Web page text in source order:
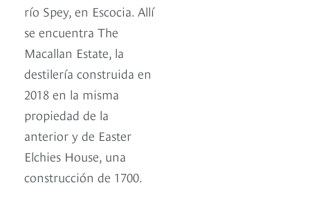
río Spey, en Escocia. Allí
se encuentra The
Macallan Estate, la
destilería construida en
2018 en la misma
propiedad de la
anterior y de Easter
Elchies House, una
construcción de 1700.